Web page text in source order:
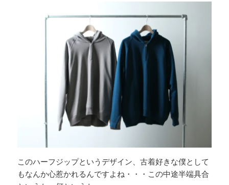
このハーフジップというデザイン、古着好きな僕として
もなんか心惹かれるんですよね・・・この中途半端具合